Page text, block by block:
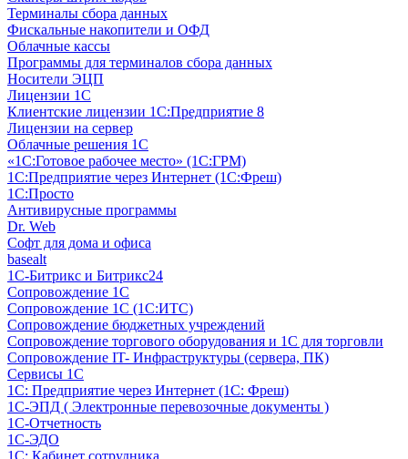
Терминалы сбора данных
Фискальные накопители и ОФД
Облачные кассы
Программы для терминалов сбора данных
Носители ЭЦП
Лицензии 1С
Клиентские лицензии 1С:Предприятие 8
Лицензии на сервер
Облачные решения 1С
«1C:Готовое рабочее место» (1С:ГРМ)
1С:Предприятие через Интернет (1С:Фреш)
1С:Просто
Антивирусные программы
Dr. Web
Софт для дома и офиса
basealt
1С-Битрикс и Битрикс24
Сопровождение 1С
Сопровождение 1С (1С:ИТС)
Сопровождение бюджетных учреждений
Сопровождение торгового оборудования и 1С для торговли
Сопровождение IT- Инфраструктуры (сервера, ПК)
Сервисы 1С
1С: Предприятие через Интернет (1С: Фреш)
1С-ЭПД ( Электронные перевозочные документы )
1С-Отчетность
1С-ЭДО
1С: Кабинет сотрудника